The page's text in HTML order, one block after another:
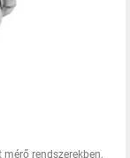
rendszerekben,